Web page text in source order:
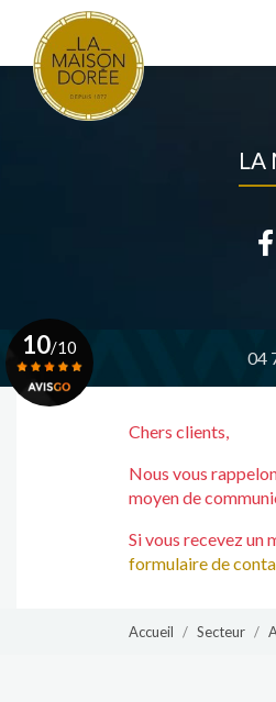
contenu
principal
Navigation principale
LA
04
10/10
Chers clients,
Nous vous
moyen de
Si vous recevez un
formulaire de
Accueil Secteur